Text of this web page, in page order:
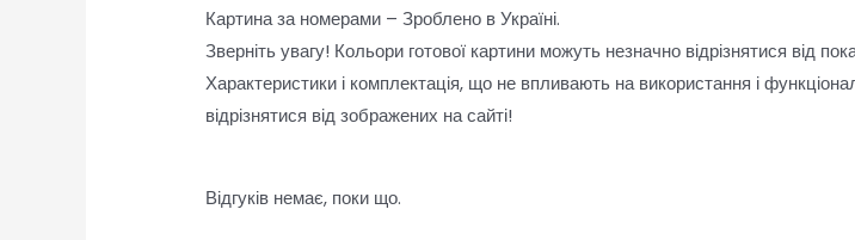
Картина за номерами – Зроблено в Україні.
Зверніть увагу! Кольори готової картини можуть незначно відрізнятися від
Характеристики і комплектація, що не впливають на використання і
відрізнятися від зображених на сайті!
Відгуків немає, поки що.